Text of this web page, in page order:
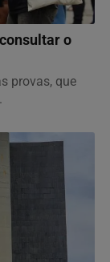
o
provas, que